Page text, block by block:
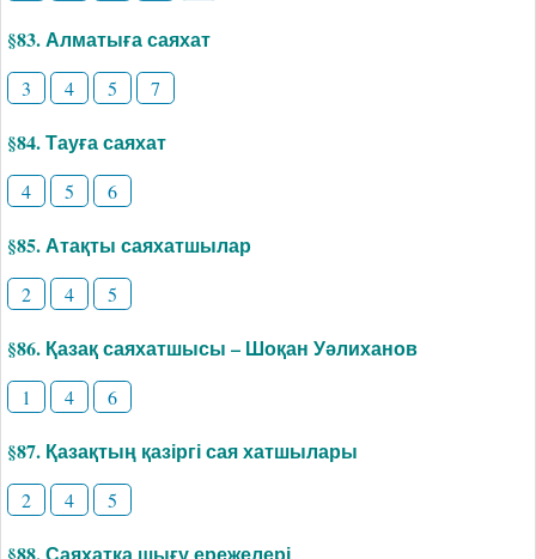
§83. Алматыға саяхат
3 4 5 7
§84. Тауға саяхат
4 5 6
§85. Атақты саяхатшылар
2 4 5
§86. Қазақ саяхатшысы – Шоқан Уәлиханов
1 4 6
§87. Қазақтың қазіргі сая хатшылары
2 4 5